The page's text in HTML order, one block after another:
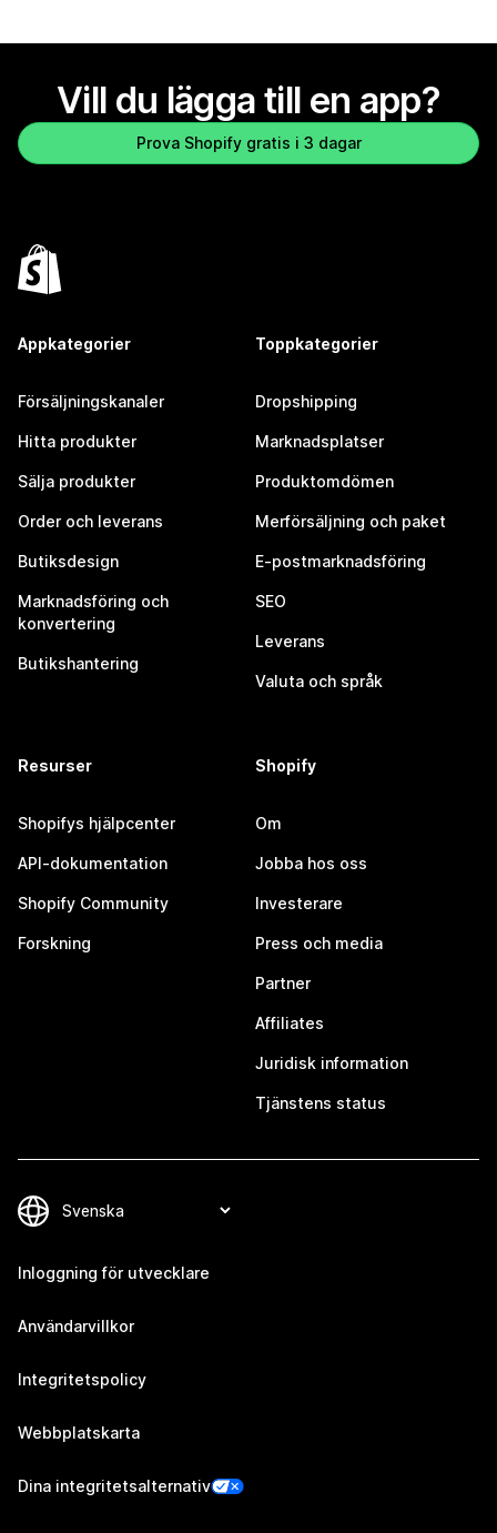
Vill du lägga till en app?
Prova Shopify gratis i 3 dagar
Appkategorier
Försäljningskanaler
Hitta produkter
Sälja produkter
Order och leverans
Butiksdesign
Marknadsföring och
konvertering
Butikshantering
Toppkategorier
Dropshipping
Marknadsplatser
Produktomdömen
Merförsäljning och paket
E-postmarknadsföring
SEO
Leverans
Valuta och språk
Resurser
Shopifys hjälpcenter
API-dokumentation
Shopify Community
Forskning
Shopify
Om
Jobba hos oss
Investerare
Press och media
Partner
Affiliates
Juridisk information
Tjänstens status
Inloggning för utvecklare
Användarvillkor
Integritetspolicy
Webbplatskarta
Dina integritetsalternativ